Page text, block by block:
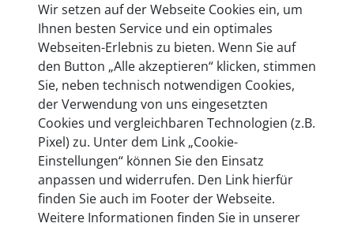
entwickeln wir unsere Produkte am Standort in
Berlin laufend weiter. Auf diese Qualität vertrauen
heute mehr als 60.000 Privatkunden und
Unternehmen.
Technische Details &
Lieferumfang
Wir setzen auf der Webseite Cookies ein, um
Ihnen besten Service und ein optimales
Webseiten-Erlebnis zu bieten. Wenn Sie auf
den Button „Alle akzeptieren“ klicken, stimmen
Sie, neben technisch notwendigen Cookies,
der Verwendung von uns eingesetzten
Cookies und vergleichbaren Technologien (z.B.
Pixel) zu. Unter dem Link „Cookie-
Einstellungen“ können Sie den Einsatz
anpassen und widerrufen. Den Link hierfür
finden Sie auch im Footer der Webseite.
Weitere Informationen finden Sie in unserer